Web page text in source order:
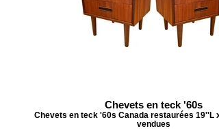
Chevets en teck '60s
Chevets en teck '60s Canada restaurées 19''L x
vendues